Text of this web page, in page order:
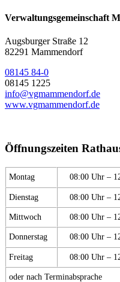
Verwaltungsgemeinschaft
Augsburger Straße 12
82291 Mammendorf
08145 84-0
08145 1225
info@vgmammendorf.de
www.vgmammendorf.de
Öffnungszeiten
Montag 08:00 Uhr –
Dienstag 08:00 Uhr –
Mittwoch 08:00 Uhr –
Donnerstag 08:00 Uhr –
Freitag 08:00 Uhr –
oder nach Terminabsprache